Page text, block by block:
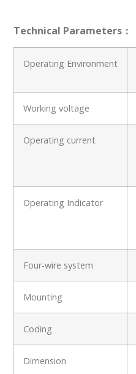
Technical Parameters ：
Operating Environment
Working voltage
Operating current
Operating Indicator
Four-wire system
Mounting
Coding
Dimension